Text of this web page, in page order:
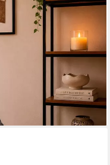
und Hocker),
Dauertiefpreis